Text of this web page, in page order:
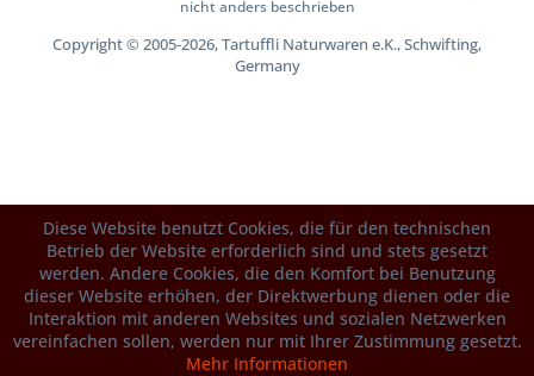
nicht anders beschrieben
Copyright © 2005-2026, Tartuffli Naturwaren e.K., Schwifting,
Germany
Diese Website benutzt Cookies, die für den technischen
Betrieb der Website erforderlich sind und stets gesetzt
werden. Andere Cookies, die den Komfort bei Benutzung
dieser Website erhöhen, der Direktwerbung dienen oder die
Interaktion mit anderen Websites und sozialen Netzwerken
vereinfachen sollen, werden nur mit Ihrer Zustimmung gesetzt.
Mehr Informationen